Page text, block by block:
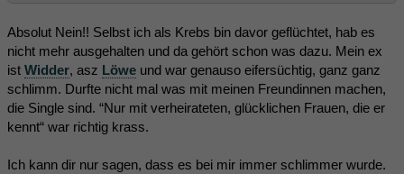
Absolut Nein!! Selbst ich als Krebs bin davor geflüchtet, hab es
nicht mehr ausgehalten und da gehört schon was dazu. Mein ex
ist Widder, asz Löwe und war genauso eifersüchtig, ganz ganz
schlimm. Durfte nicht mal was mit meinen Freundinnen machen,
die Single sind. “Nur mit verheirateten, glücklichen Frauen, die er
kennt“ war richtig krass.
Ich kann dir nur sagen, dass es bei mir immer schlimmer wurde.